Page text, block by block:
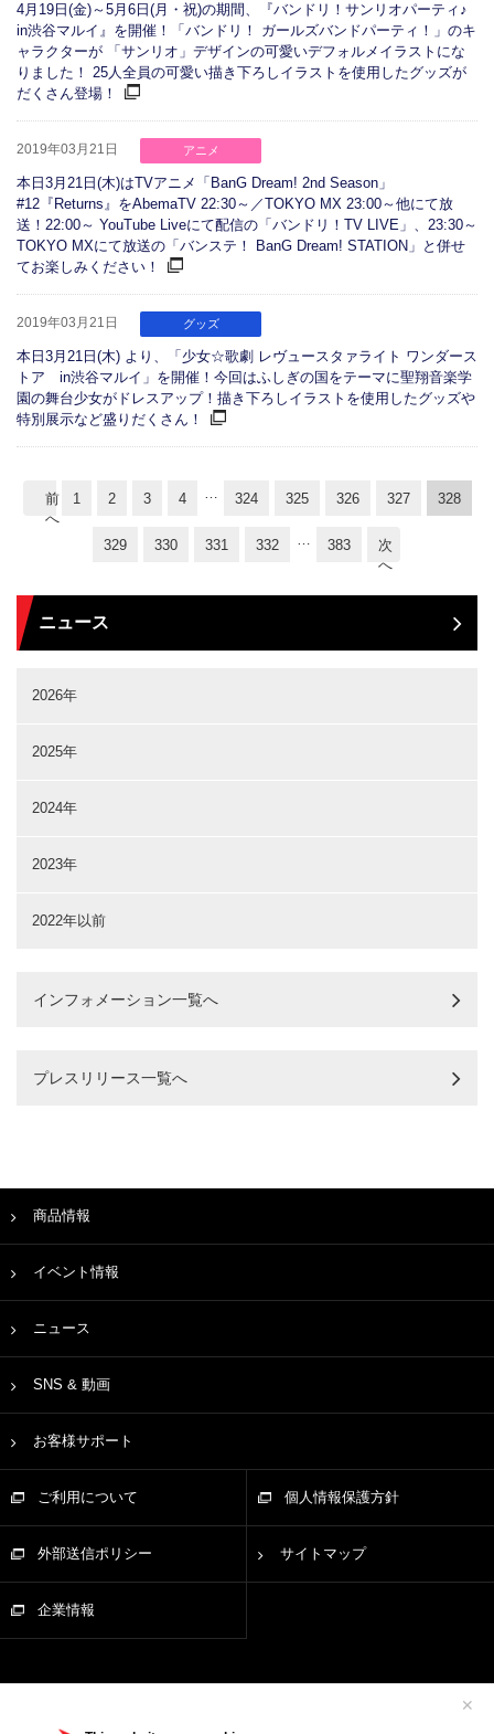
✕
4月19日(金)～5月6日(月・祝)の期間、『バンドリ！サンリオパーティ♪
in渋谷マルイ』を開催！「バンドリ！ ガールズバンドパーティ！」のキ
ャラクターが 「サンリオ」デザインの可愛いデフォルメイラストにな
りました！ 25人全員の可愛い描き下ろしイラストを使用したグッズが
だくさん登場！
2019年03月21日 アニメ
本日3月21日(木)はTVアニメ「BanG Dream! 2nd Season」
#12『Returns』をAbemaTV 22:30～／TOKYO MX 23:00～他にて放
送！22:00～ YouTube Liveにて配信の「バンドリ！TV LIVE」、23:30～
TOKYO MXにて放送の「バンステ！ BanG Dream! STATION」と併せ
てお楽しみください！
2019年03月21日 グッズ
本日3月21日(木) より、「少女☆歌劇 レヴュースタァライト ワンダース
トア in渋谷マルイ」を開催！今回はふしぎの国をテーマに聖翔音楽学
園の舞台少女がドレスアップ！描き下ろしイラストを使用したグッズや
特別展示など盛りだくさん！
前
へ
1 2 3 4 … 324 325 326 327 328
329 330 331 332 … 383
次
へ
ニュース
2026年
2025年
2024年
2023年
2022年以前
インフォメーション一覧へ
プレスリリース一覧へ
商品情報
イベント情報
ニュース
SNS & 動画
お客様サポート
ご利用について 個人情報保護方針
外部送信ポリシー サイトマップ
企業情報